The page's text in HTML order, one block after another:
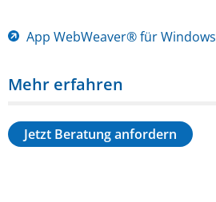
App WebWeaver® für Windows
Mehr erfahren
Jetzt Beratung anfordern